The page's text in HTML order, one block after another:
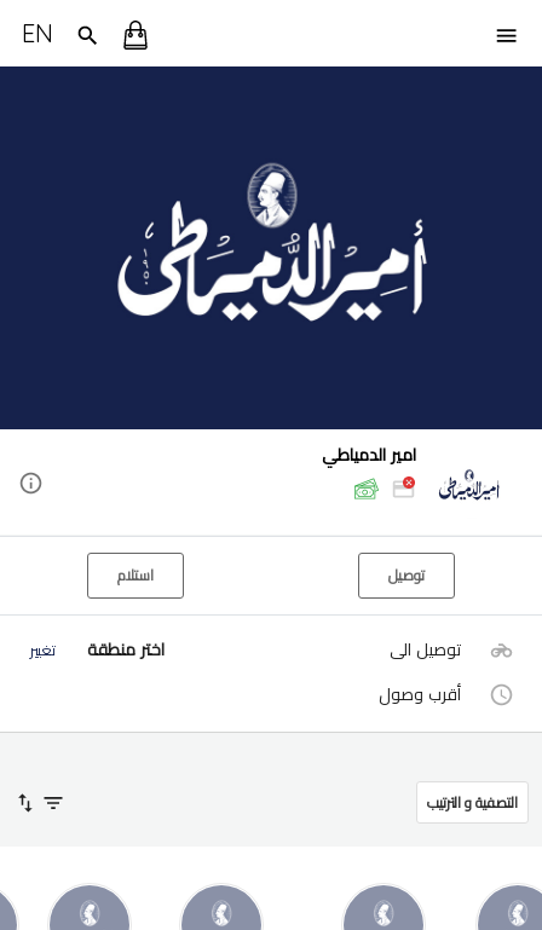
EN
امير الدمياطي
توصيل استلام
توصيل الى اختر منطقة تغيير
أقرب وصول
التصفية و الترتيب